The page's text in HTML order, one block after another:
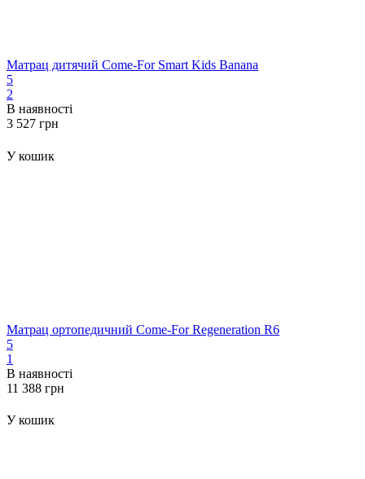
Матрац дитячий Come-For Smart Kids Banana
5
2
В наявності
‍3 527‍ грн
У кошик
Матрац ортопедичний Come-For Regeneration R6
5
1
В наявності
‍11 388‍ грн
У кошик